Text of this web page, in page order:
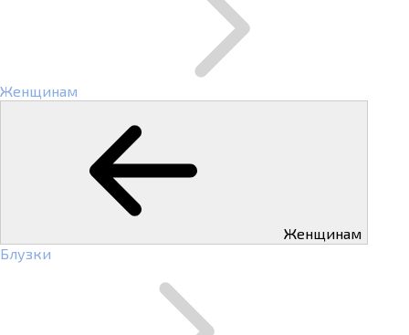
Женщинам
Женщинам
Блузки